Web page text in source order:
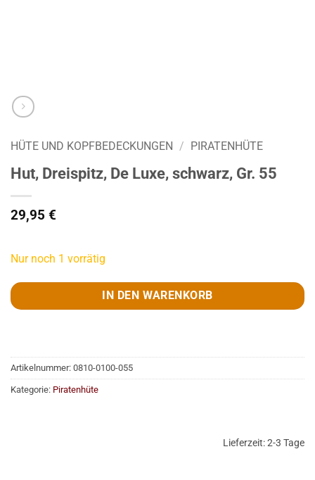
HÜTE UND KOPFBEDECKUNGEN / PIRATENHÜTE
Hut, Dreispitz, De Luxe, schwarz, Gr. 55
29,95 €
Nur noch 1 vorrätig
IN DEN WARENKORB
Artikelnummer: 0810-0100-055
Kategorie: Piratenhüte
Lieferzeit:2-3 Tage